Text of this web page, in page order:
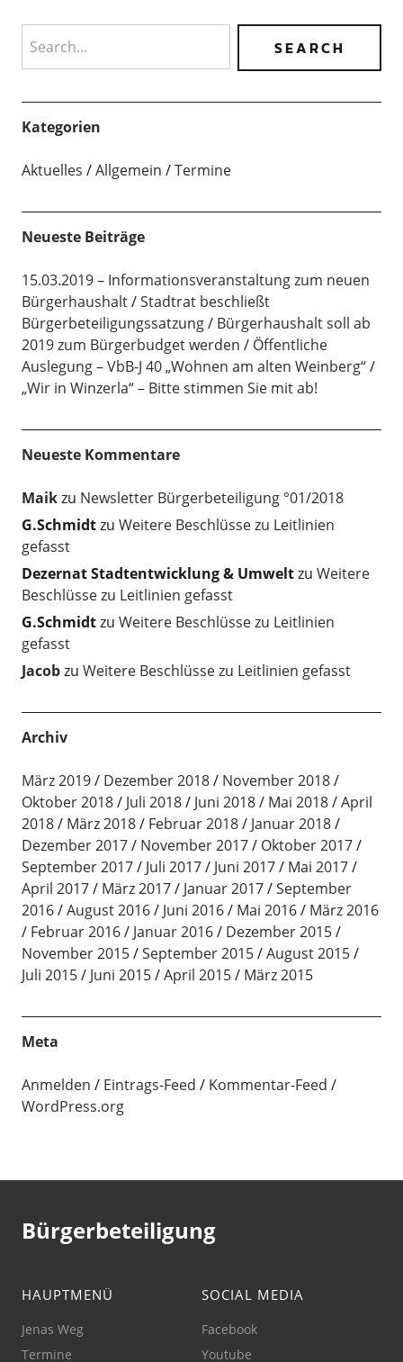
Kategorien
Aktuelles Allgemein Termine
Neueste Beiträge
15.03.2019 – Informationsveranstaltung zum neuen
Bürgerhaushalt
Stadtrat beschließt
Bürgerbeteiligungssatzung
Bürgerhaushalt soll ab
2019 zum Bürgerbudget werden
Öffentliche
Auslegung – VbB-J 40 „Wohnen am alten Weinberg“
„Wir in Winzerla“ – Bitte stimmen Sie mit ab!
Neueste Kommentare
Maikzu Newsletter Bürgerbeteiligung °01/2018
G.Schmidtzu Weitere Beschlüsse zu Leitlinien
gefasst
Dezernat Stadtentwicklung & Umweltzu Weitere
Beschlüsse zu Leitlinien gefasst
G.Schmidtzu Weitere Beschlüsse zu Leitlinien
gefasst
Jacobzu Weitere Beschlüsse zu Leitlinien gefasst
Archiv
März 2019 Dezember 2018
November 2018
Oktober 2018
Juli 2018 Juni 2018 Mai 2018
April
2018
März 2018 Februar 2018
Januar 2018
Dezember 2017
November 2017
Oktober 2017
September 2017
Juli 2017 Juni 2017
Mai 2017
April 2017
März 2017 Januar 2017
September
2016
August 2016 Juni 2016 Mai 2016
März 2016
Februar 2016
Januar 2016
Dezember 2015
November 2015
September 2015
August 2015
Juli 2015
Juni 2015 April 2015 März 2015
Meta
Anmelden Eintrags-Feed
Kommentar-Feed
WordPress.org
Bürgerbeteiligung
HAUPTMENÜ
Jenas Weg
Termine
SOCIAL MEDIA
Facebook
Youtube